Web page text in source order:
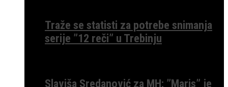
Traže se statisti za potrebe snimanja
serije ”12 reči” u Trebinju
Slaviša Sredanović za MH: ”Maris” je